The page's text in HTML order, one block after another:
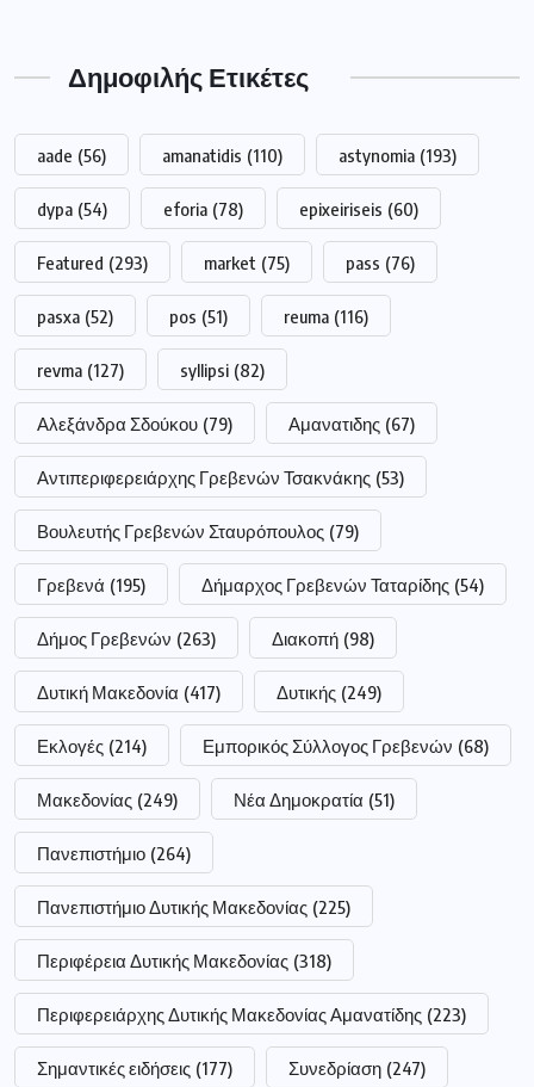
Δημοφιλής Ετικέτες
aade (56) amanatidis (110) astynomia (193)
dypa (54) eforia (78) epixeiriseis (60)
Featured (293) market (75) pass (76)
pasxa (52) pos (51) reuma (116)
revma (127) syllipsi (82)
Αλεξάνδρα Σδούκου (79) Αμανατιδης (67)
Αντιπεριφερειάρχης Γρεβενών Τσακνάκης (53)
Βουλευτής Γρεβενών Σταυρόπουλος (79)
Γρεβενά (195) Δήμαρχος Γρεβενών Ταταρίδης (54)
Δήμος Γρεβενών (263) Διακοπή (98)
Δυτική Μακεδονία (417) Δυτικής (249)
Εκλογές (214) Εμπορικός Σύλλογος Γρεβενών (68)
Μακεδονίας (249) Νέα Δημοκρατία (51)
Πανεπιστήμιο (264)
Πανεπιστήμιο Δυτικής Μακεδονίας (225)
Περιφέρεια Δυτικής Μακεδονίας (318)
Περιφερειάρχης Δυτικής Μακεδονίας Αμανατίδης (223)
Σημαντικές ειδήσεις (177) Συνεδρίαση (247)